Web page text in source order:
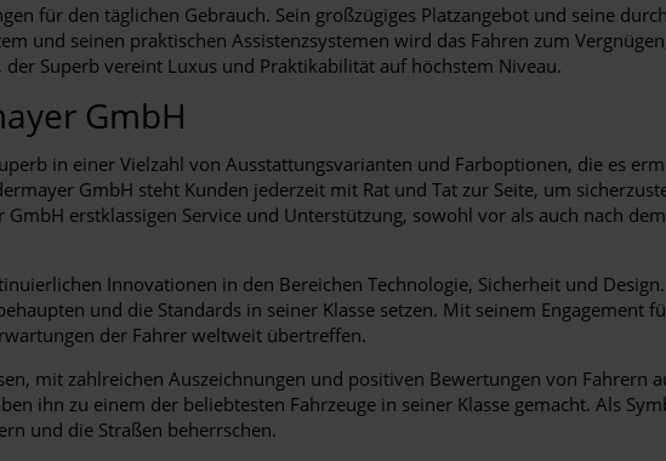
für den täglichen Gebrauch. Sein großzügiges Platzangebot und seine
und seinen praktischen Assistenzsystemen wird das Fahren zum
Superb vereint Luxus und Praktikabilität auf höchstem Niveau.
GmbH
in einer Vielzahl von Ausstattungsvarianten und Farboptionen, die es
GmbH steht Kunden jederzeit mit Rat und Tat zur Seite, um
erstklassigen Service und Unterstützung, sowohl vor als auch nach
Innovationen in den Bereichen Technologie, Sicherheit und
und die Standards in seiner Klasse setzen. Mit seinem
der Fahrer weltweit übertreffen.
mit zahlreichen Auszeichnungen und positiven Bewertungen von Fahrern
ihn zu einem der beliebtesten Fahrzeuge in seiner Klasse gemacht. Als
und die Straßen beherrschen.